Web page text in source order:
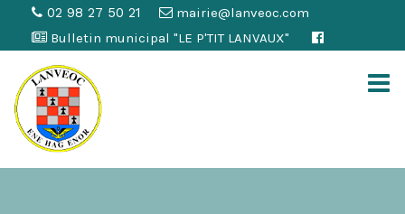
02 98 27 50 21
mairie@lanveoc.com
Bulletin municipal "LE P'TIT LANVAUX"